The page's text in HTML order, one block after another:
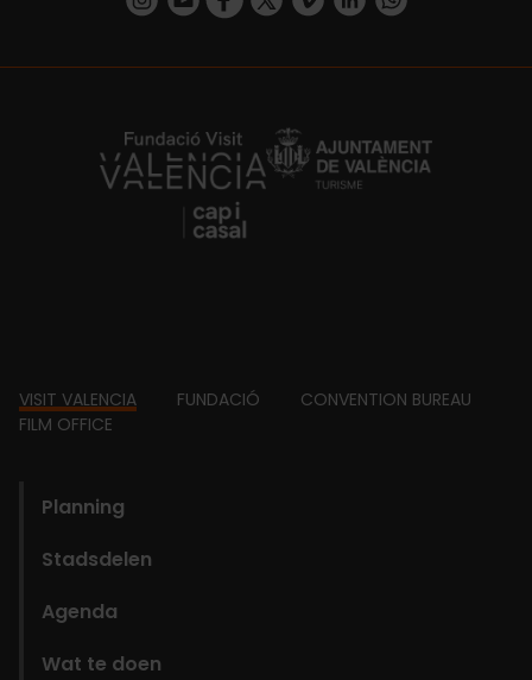
https://fundacion.visitvalencia.com/
Footer
VISIT VALENCIA FUNDACIÓ
CONVENTION BUREAU
FILM OFFICE
Planning
Stadsdelen
Agenda
Wat te doen